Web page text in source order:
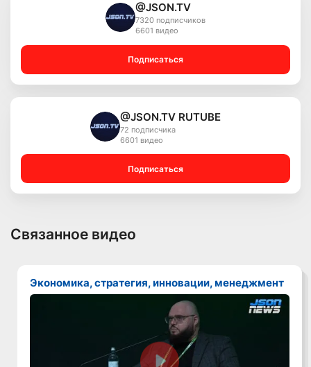
@JSON.TV
7320 подписчиков
6601 видео
Подписаться
@JSON.TV RUTUBE
72 подписчика
6601 видео
Подписаться
Связанное видео
Экономика, стратегия, инновации, менеджмент